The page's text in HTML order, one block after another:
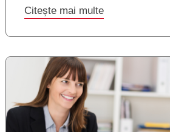
Citește mai multe